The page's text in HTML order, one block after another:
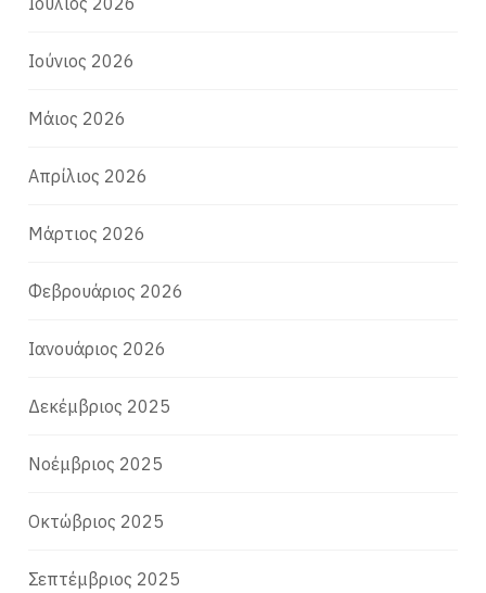
Ιούνιος 2026
Μάιος 2026
Απρίλιος 2026
Μάρτιος 2026
Φεβρουάριος 2026
Ιανουάριος 2026
Δεκέμβριος 2025
Νοέμβριος 2025
Οκτώβριος 2025
Σεπτέμβριος 2025